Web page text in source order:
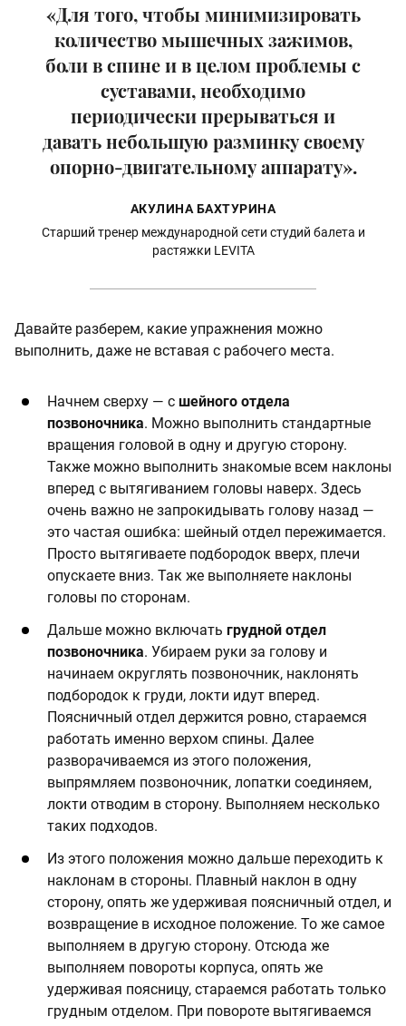
«Для того, чтобы минимизировать
количество мышечных зажимов,
боли в спине и в целом проблемы с
суставами, необходимо
периодически прерываться и
давать небольшую разминку своему
опорно-двигательному аппарату».
АКУЛИНА БАХТУРИНА
Старший тренер международной сети студий балета и
растяжки LEVITA
Давайте разберем, какие упражнения можно
выполнить, даже не вставая с рабочего места.
Начнем сверху — с шейного отдела
позвоночника. Можно выполнить стандартные
вращения головой в одну и другую сторону.
Также можно выполнить знакомые всем наклоны
вперед с вытягиванием головы наверх. Здесь
очень важно не запрокидывать голову назад —
это частая ошибка: шейный отдел пережимается.
Просто вытягиваете подбородок вверх, плечи
опускаете вниз. Так же выполняете наклоны
головы по сторонам.
Дальше можно включать грудной отдел
позвоночника. Убираем руки за голову и
начинаем округлять позвоночник, наклонять
подбородок к груди, локти идут вперед.
Поясничный отдел держится ровно, стараемся
работать именно верхом спины. Далее
разворачиваемся из этого положения,
выпрямляем позвоночник, лопатки соединяем,
локти отводим в сторону. Выполняем несколько
таких подходов.
Из этого положения можно дальше переходить к
наклонам в стороны. Плавный наклон в одну
сторону, опять же удерживая поясничный отдел, и
возвращение в исходное положение. То же самое
выполняем в другую сторону. Отсюда же
выполняем повороты корпуса, опять же
удерживая поясницу, стараемся работать только
грудным отделом. При повороте вытягиваемся